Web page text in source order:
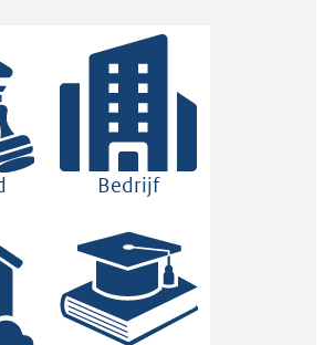
Bedrijf